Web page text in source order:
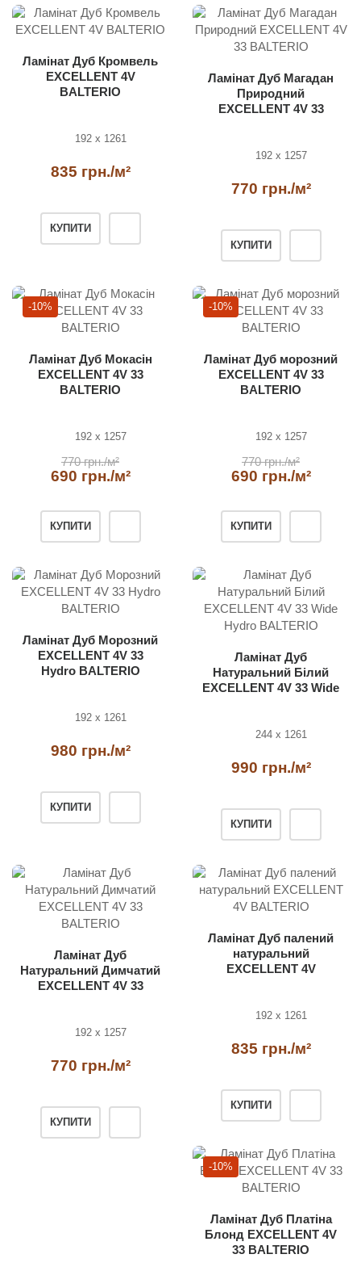
Ламінат Дуб Кромвель
EXCELLENT 4V
BALTERIO
192 x 1261
835 грн./м²
КУПИТИ
Ламінат Дуб Магадан
Природний
EXCELLENT 4V 33
192 x 1257
770 грн./м²
КУПИТИ
-10%
Ламінат Дуб Мокасін
EXCELLENT 4V 33
BALTERIO
192 x 1257
770 грн./м²
690 грн./м²
КУПИТИ
-10%
Ламінат Дуб морозний
EXCELLENT 4V 33
BALTERIO
192 x 1257
770 грн./м²
690 грн./м²
КУПИТИ
Ламінат Дуб Морозний
EXCELLENT 4V 33
Hydro BALTERIO
192 x 1261
980 грн./м²
КУПИТИ
Ламінат Дуб
Натуральний Білий
EXCELLENT 4V 33 Wide
244 x 1261
990 грн./м²
КУПИТИ
Ламінат Дуб
Натуральний Димчатий
EXCELLENT 4V 33
192 x 1257
770 грн./м²
КУПИТИ
Ламінат Дуб палений
натуральний
EXCELLENT 4V
192 x 1261
835 грн./м²
КУПИТИ
-10%
Ламінат Дуб Платіна
Блонд EXCELLENT 4V
33 BALTERIO